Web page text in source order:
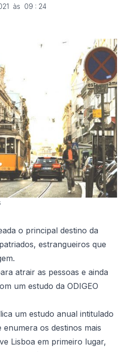
às  09 : 24
o principal destino da
estrangueiros que
atrair as pessoas e ainda
um estudo da ODIGEO
um estudo anual intitulado
enumera os destinos mais
Lisboa em primeiro lugar,